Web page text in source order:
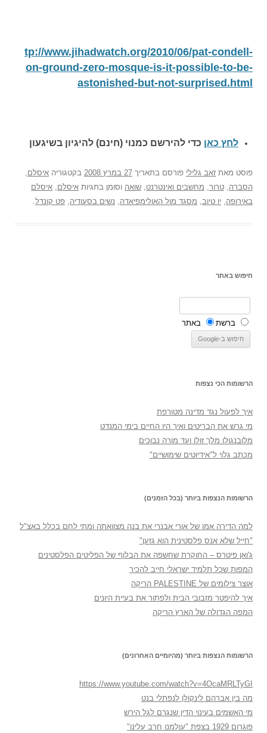
tp://www.jihadwatch.org/2010/06/pat-condell-
on-ground-zero-mosque-is-it-possible-to-be-
astonished-but-not-surprised.html
לחץ כאן כדי להירשם כמנוי (חינם) להיגיון בשיגעון
פוסט מאת זאב גלילי פורסם בתאריך 27 במרץ 2008 בקטגוריה איסלם
הסברה טרור מחשבים ואינטרנט שואה וסומן בתגיות איסלם איסלם
באירופה יו טיוב מסגד מול האולימפיאדה נשים בסעודיה פט קונדל
חיפוש באתר
ברשת באתר
הרשומות הכי נצפות
איך לפעול נגד מדינה מטורפת
מי גרש את הבריטים ואיך היו החיים בימי המנדט
מלובנגולו מלך זולו ועד מורה נבוכים
מכתב גלוי ל"אידיוטים שימושיים"
הרשומות הנצפות ביותר (בכל הזמנים)
למה הדירה אמו של אורי אבנרי את בנה מצוואתה ומתי לחם בכלל באצ"ל
"חייל שלא אנס פלסטינית הוא גזען"
ג'ואן פיטרס – החוקרת שחשפה את הבלוף של הפליטים הפלסטינים
המפות שכל תלמיד ישראלי חייב להכיר
אוצר צילומים של PALESTINE הריקה
איך להיפטר מזבובי הבית ולפתור את בעיית היונים
המפה הגדולה של הארץ הריקה
הרשומות הנצפות ביותר (מהיומיים האחרונים)
https://www.youtube.com/watch?v=4OcaMRLTyGI
מה בין אברהם לינקולן לנפתלי בנט
מי האשמים בעינוי הדין שנגרם לגל הירש
פוגרום 1929 בצפת "עולמנו חרב עלינו"